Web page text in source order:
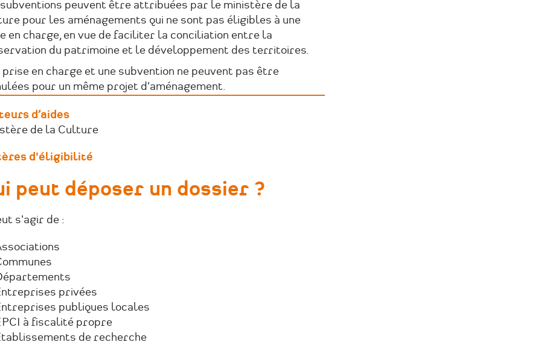
subventions peuvent être attribuées par le ministère de la
pour les aménagements qui ne sont pas éligibles à une
en charge, en vue de faciliter la conciliation entre la
du patrimoine et le développement des territoires.
prise en charge et une subvention ne peuvent pas être
pour un même projet d'aménagement.
d’aides
de la Culture
d'éligibilité
peut déposer un dossier ?
s'agir de :
privées
publiques locales
à fiscalité propre
de recherche